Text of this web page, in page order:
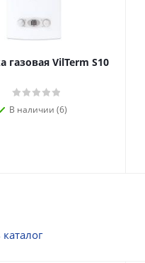
газовая VilTerm S10
В наличии (6)
каталог